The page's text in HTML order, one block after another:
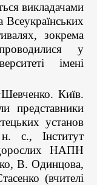
викладачами
зокрема
у
імені
Київ.
представники
установ
с., Інститут
дорослих НАПН
В. Одинцова,
(вчителі